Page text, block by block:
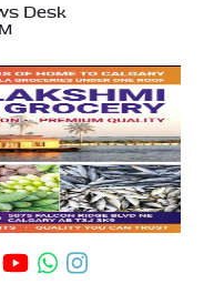
Desk